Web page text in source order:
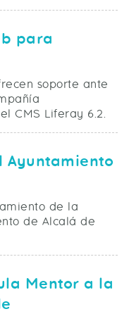
para
soporte ante
CMS Liferay 6.2.
Ayuntamiento
de la
de Alcalá de
Mentor a la